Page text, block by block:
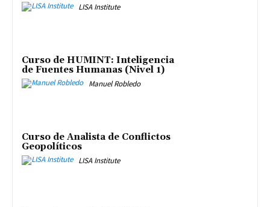
LISA Institute
Curso de HUMINT: Inteligencia
de Fuentes Humanas (Nivel 1)
Manuel Robledo
Curso de Analista de Conflictos
Geopolíticos
LISA Institute